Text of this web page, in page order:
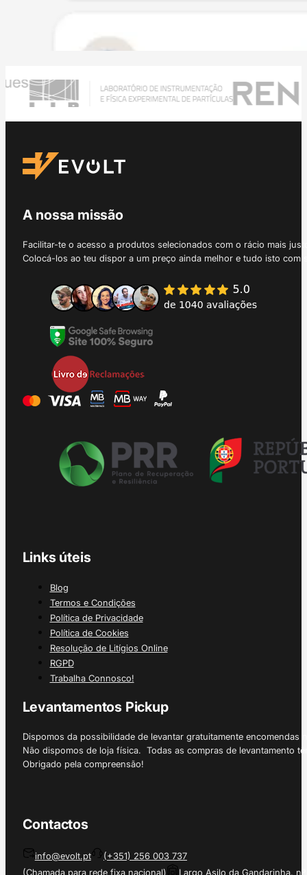
A nossa missão
Facilitar-te o acesso a produtos selecionados com o rácio mais
Colocá-los ao teu dispor a um preço ainda melhor e tudo isto
Links úteis
Blog
Termos e Condições
Política de Privacidade
Política de Cookies
Resolução de Litígios Online
RGPD
Trabalha Connosco!
Levantamentos Pickup
Dispomos da possibilidade de levantar gratuitamente
Não dispomos de loja física. Todas as compras de levantamento
Obrigado pela compreensão!
Contactos
info@evolt.pt
(+351) 256 003 737
(Chamada para rede fixa nacional)
Largo Asilo da Gandarinha, nº